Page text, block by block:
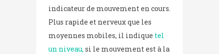
indicateur de mouvement en cours.
Plus rapide et nerveux que les
moyennes mobiles, il indique tel
un niveau, si le mouvement est à la